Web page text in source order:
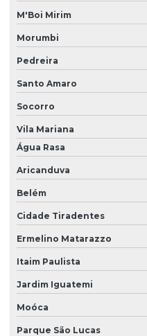
Dedetização de pombos
Dedetização de pragas
Dedetização de pragas urbanas
Dedetização contra pulgas
Dedetização de pulgas
Dedetização de pulgas e
Dedetização contra ratos
Dedetização de ratos
Dedetização em são paulo
Dedetização serviços
Dedetização de traças
M'Boi Mirim
Morumbi
Pedreira
Santo Amaro
Socorro
Vila Mariana
Água Rasa
Aricanduva
Belém
Cidade Tiradentes
Ermelino Matarazzo
Itaim Paulista
Jardim Iguatemi
Moóca
Parque São Lucas